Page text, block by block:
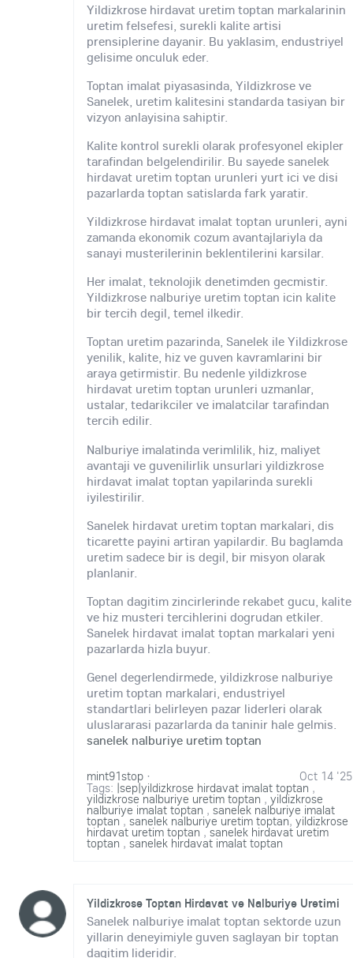
Yildizkrose hirdavat uretim toptan markalarinin
uretim felsefesi, surekli kalite artisi
prensiplerine dayanir. Bu yaklasim, endustriyel
gelisime onculuk eder.
Toptan imalat piyasasinda, Yildizkrose ve
Sanelek, uretim kalitesini standarda tasiyan bir
vizyon anlayisina sahiptir.
Kalite kontrol surekli olarak profesyonel ekipler
tarafindan belgelendirilir. Bu sayede sanelek
hirdavat uretim toptan urunleri yurt ici ve disi
pazarlarda toptan satislarda fark yaratir.
Yildizkrose hirdavat imalat toptan urunleri, ayni
zamanda ekonomik cozum avantajlariyla da
sanayi musterilerinin beklentilerini karsilar.
Her imalat, teknolojik denetimden gecmistir.
Yildizkrose nalburiye uretim toptan icin kalite
bir tercih degil, temel ilkedir.
Toptan uretim pazarinda, Sanelek ile Yildizkrose
yenilik, kalite, hiz ve guven kavramlarini bir
araya getirmistir. Bu nedenle yildizkrose
hirdavat uretim toptan urunleri uzmanlar,
ustalar, tedarikciler ve imalatcilar tarafindan
tercih edilir.
Nalburiye imalatinda verimlilik, hiz, maliyet
avantaji ve guvenilirlik unsurlari yildizkrose
hirdavat imalat toptan yapilarinda surekli
iyilestirilir.
Sanelek hirdavat uretim toptan markalari, dis
ticarette payini artiran yapilardir. Bu baglamda
uretim sadece bir is degil, bir misyon olarak
planlanir.
Toptan dagitim zincirlerinde rekabet gucu, kalite
ve hiz musteri tercihlerini dogrudan etkiler.
Sanelek hirdavat imalat toptan markalari yeni
pazarlarda hizla buyur.
Genel degerlendirmede, yildizkrose nalburiye
uretim toptan markalari, endustriyel
standartlari belirleyen pazar liderleri olarak
uluslararasi pazarlarda da taninir hale gelmis.
sanelek nalburiye uretim toptan
mint91stop Oct 14 '25
·
Tags: |sep|yildizkrose hirdavat imalat toptan ,
yildizkrose nalburiye uretim toptan , yildizkrose
nalburiye imalat toptan , sanelek nalburiye imalat
toptan, sanelek nalburiye uretim toptan, yildizkrose
hirdavat uretim toptan ,sanelek hirdavat uretim
toptan , sanelek hirdavat imalat toptan
Yildizkrose Toptan Hirdavat ve Nalburiye Uretimi
Sanelek nalburiye imalat toptan sektorde uzun
yillarin deneyimiyle guven saglayan bir toptan
dagitim lideridir.